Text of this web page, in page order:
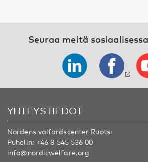
Seuraa meitä
YHTEYSTIEDOT
Nordens välfärdscenter Ruotsi
Puhelin: +46 8 545 536 00
info@nordicwelfare.org